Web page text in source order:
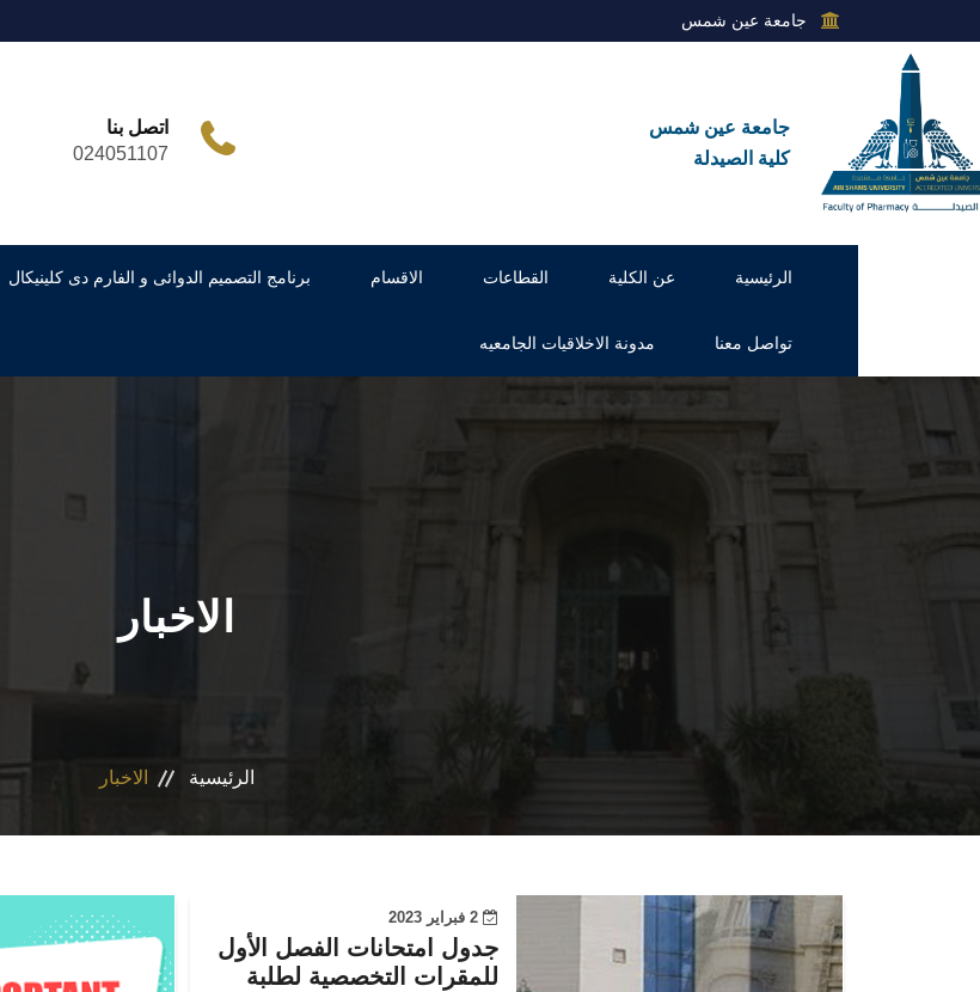
جامعة عين شمس
جامعة عين شمس
كلية الصيدلة
اتصل بنا
024051107
الرئيسية عن الكلية القطاعات الاقسام برنامج التصميم الدوائى و الفارم دى كلينيكال
تواصل معنا مدونة الاخلاقيات الجامعيه
الاخبار
الرئيسية الاخبار
2 فبراير 2023
جدول امتحانات الفصل الأول
للمقرات التخصصية لطلبة